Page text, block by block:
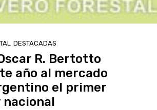
DESTACADAS
R. Bertotto
año al mercado
el primer
nacional